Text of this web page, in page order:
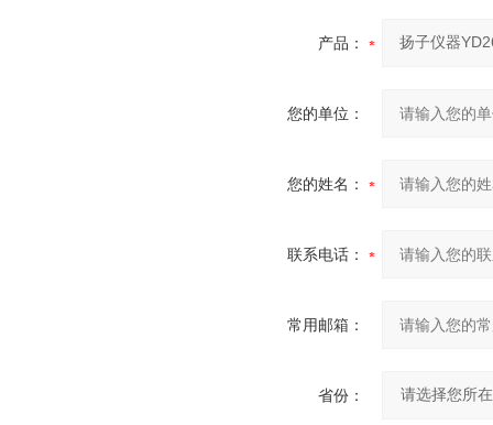
产品：
您的单位：
您的姓名：
联系电话：
常用邮箱：
省份：